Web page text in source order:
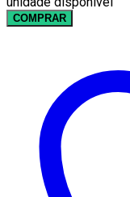
COMPRAR